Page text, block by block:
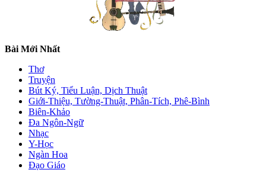
Bài Mới Nhất
Thơ
Truyện
Bút Ký, Tiểu Luận, Dịch Thuật
Giới-Thiệu, Tường-Thuật, Phân-Tích, Phê-Bình
Biên-Khảo
Đa Ngôn-Ngữ
Nhạc
Y-Học
Ngàn Hoa
Đạo Giáo